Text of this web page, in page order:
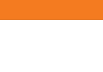
familiar marca el cierre